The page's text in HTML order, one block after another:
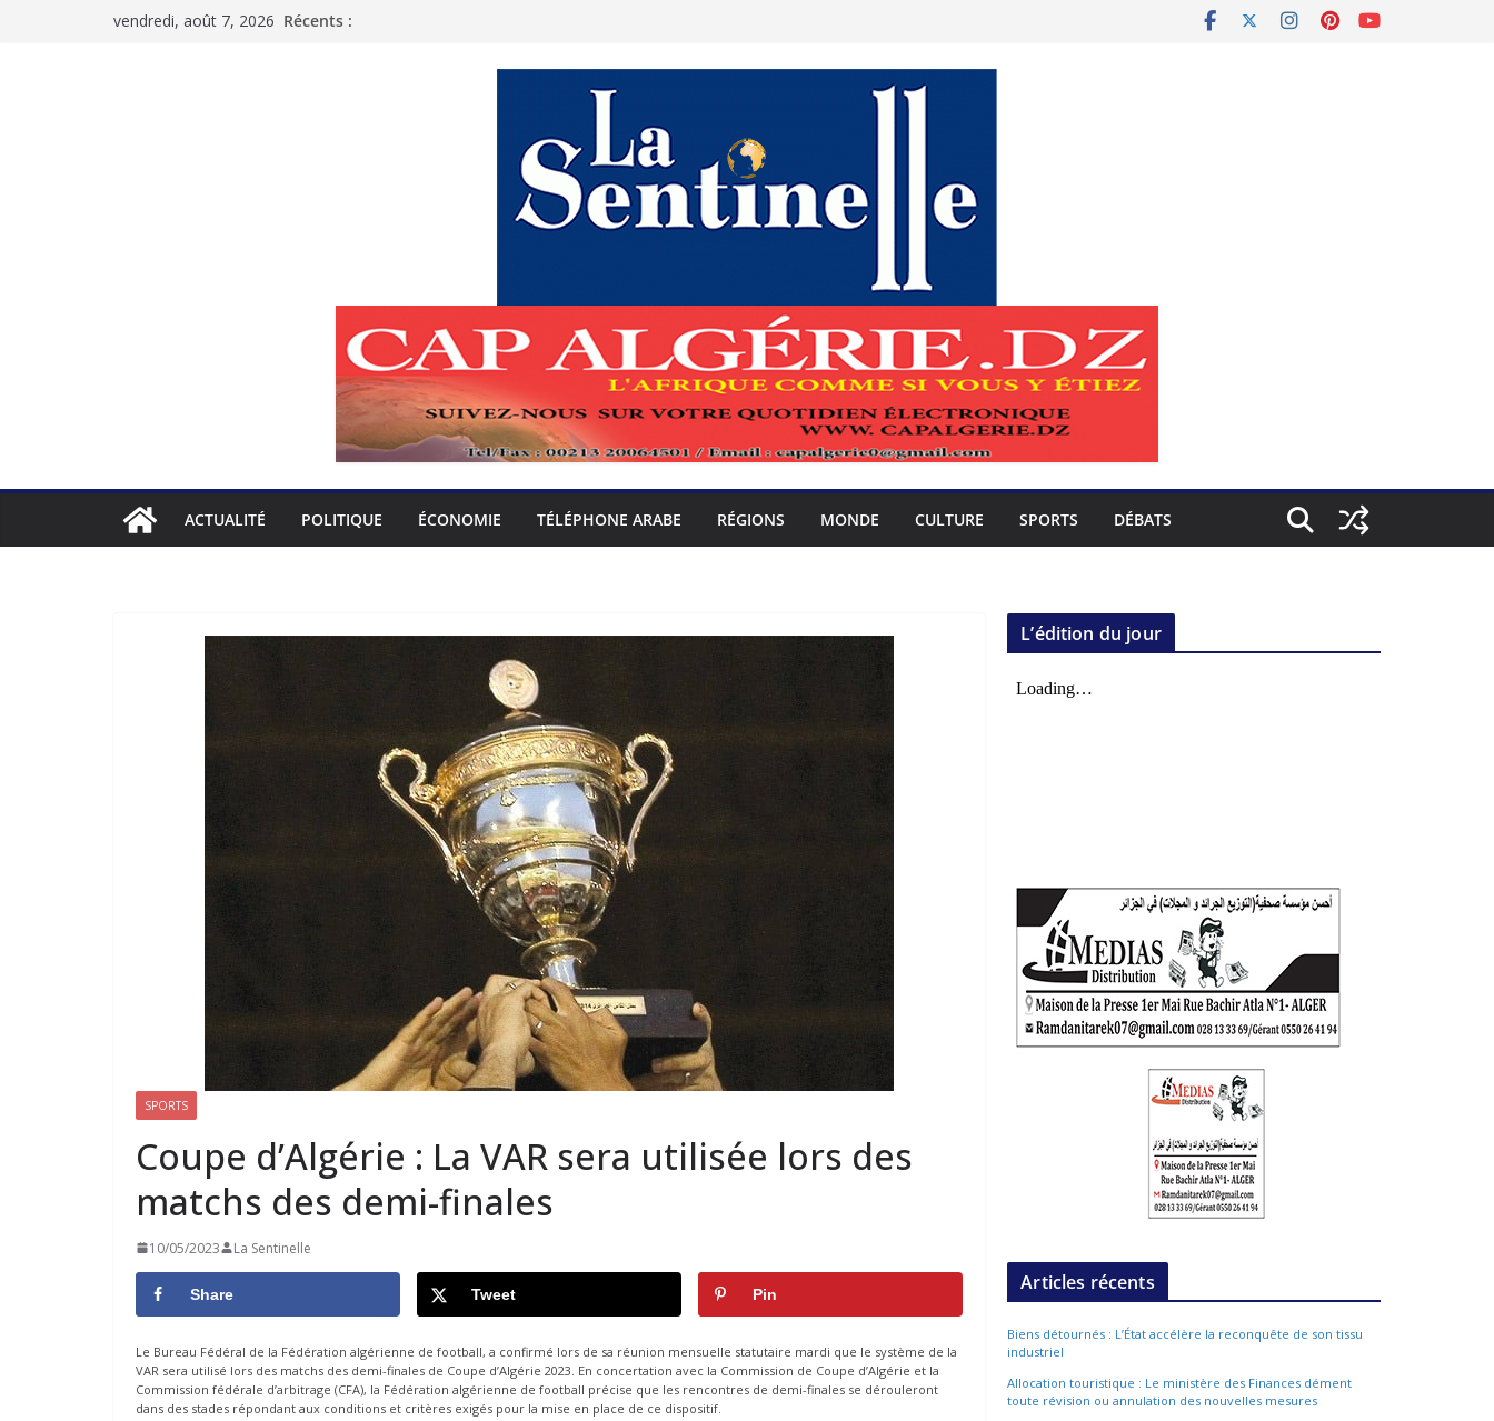
vendredi, août 7, 2026 Récents :
ACTUALITÉ POLITIQUE ÉCONOMIE TÉLÉPHONE ARABE RÉGIONS MONDE CULTURE SPORTS DÉBATS
SPORTS
Coupe d’Algérie : La VAR sera utilisée lors des
matchs des demi-finales
10/05/2023 La Sentinelle
Share Tweet Pin
Le Bureau Fédéral de la Fédération algérienne de football, a confirmé lors de sa réunion mensuelle statutaire mardi que le système de la
VAR sera utilisé lors des matchs des demi-finales de Coupe d’Algérie 2023. En concertation avec la Commission de Coupe d’Algérie et la
Commission fédérale d’arbitrage (CFA), la Fédération algérienne de football précise que les rencontres de demi-finales se dérouleront
dans des stades répondant aux conditions et critères exigés pour la mise en place de ce dispositif.
L’édition du jour
Articles récents
Biens détournés : L’État accélère la reconquête de son tissu
industriel
Allocation touristique : Le ministère des Finances dément
toute révision ou annulation des nouvelles mesures